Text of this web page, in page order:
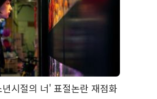
시절의 너' 표절논란 재점화